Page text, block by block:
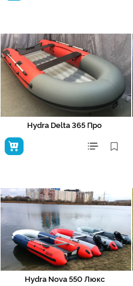
Hydra Delta 365 Про
Hydra Nova 550 Люкс